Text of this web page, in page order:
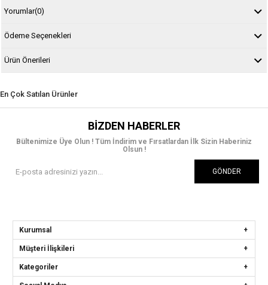
Yorumlar(0)
Ödeme Seçenekleri
Ürün Önerileri
En Çok Satılan Ürünler
BIZDEN HABERLER
Bültenimize Üye Olun ! Tüm İndirim ve Fırsatlardan İlk Sizin Haberiniz
Olsun !
GÖNDER
Kurumsal
Müşteri İlişkileri
Kategoriler